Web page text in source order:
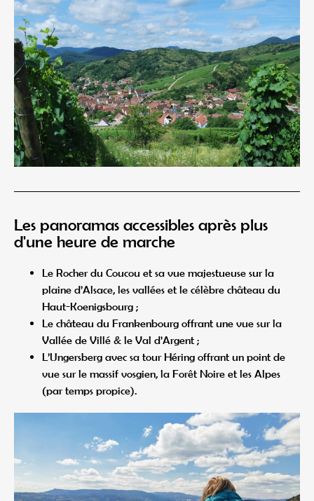
Les panoramas accessibles après plus
d'une heure de marche
Le Rocher du Coucou et sa vue majestueuse sur la
plaine d’Alsace, les vallées et le célèbre château du
Haut-Koenigsbourg ;
Le château du Frankenbourg offrant une vue sur la
Vallée de Villé & le Val d’Argent ;
L’Ungersberg avec sa tour Héring offrant un point de
vue sur le massif vosgien, la Forêt Noire et les Alpes
(par temps propice).